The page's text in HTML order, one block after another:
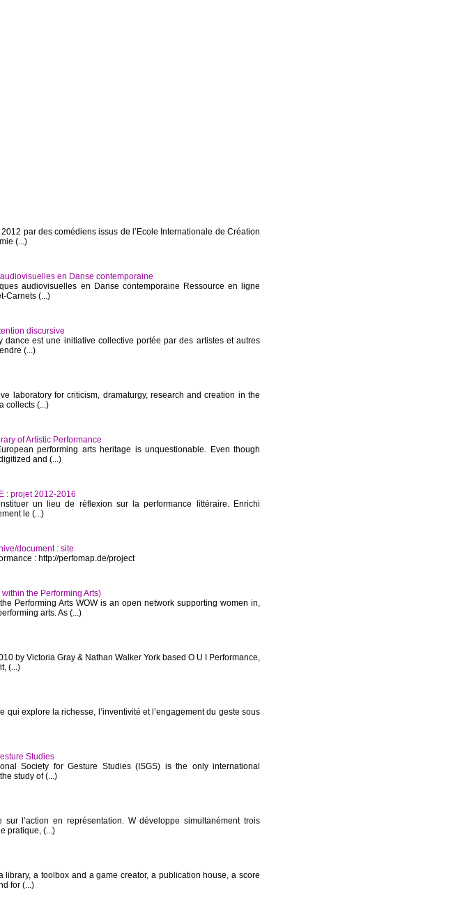
par des comédiens issus de l’Ecole Internationale de Création
(...)
en Danse contemporaine
audiovisuelles en Danse contemporaine Ressource en ligne
Carnets (...)
discursive
dance est une initiative collective portée par des artistes et autres
(...)
laboratory for criticism, dramaturgy, research and creation in the
collects (...)
of Artistic Performance
performing arts heritage is unquestionable. Even though
and (...)
: projet 2012-2016
un lieu de réflexion sur la performance littéraire. Enrichi
le (...)
document : site
: http://perfomap.de/project
within the Performing Arts)
Performing Arts WOW is an open network supporting women in,
arts. As (...)
by Victoria Gray & Nathan Walker York based O U I Performance,
(...)
qui explore la richesse, l’inventivité et l’engagement du geste sous
Studies
Society for Gesture Studies (ISGS) is the only international
study of (...)
l’action en représentation. W développe simultanément trois
pratique, (...)
library, a toolbox and a game creator, a publication house, a score
for (...)